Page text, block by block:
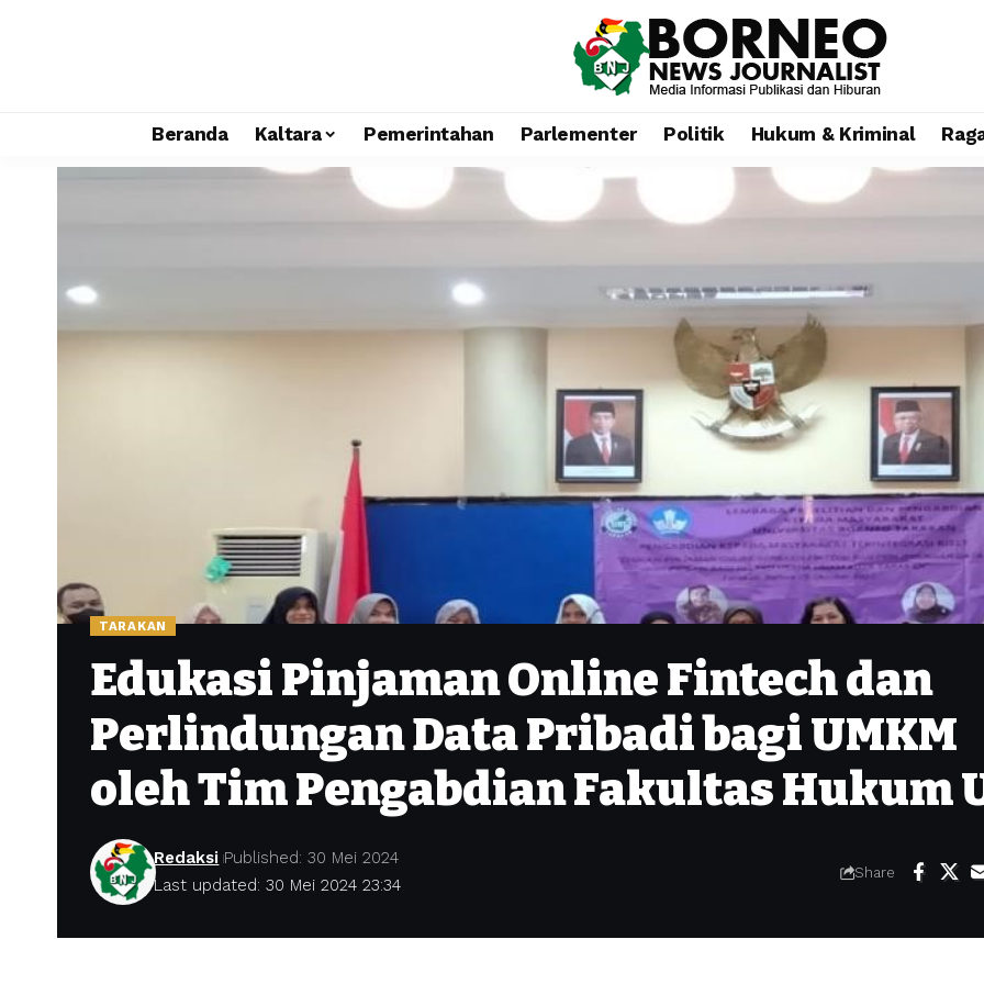
Beranda Kaltara Pemerintahan Parlementer Politik Hukum & Kriminal
TARAKAN
Edukasi Pinjaman Online Fintech dan
Perlindungan Data Pribadi bagi UMKM
oleh Tim Pengabdian Fakultas Hukum
Last updated: 30 Mei 2024 23:34
Redaksi Published: 30 Mei 2024
Share